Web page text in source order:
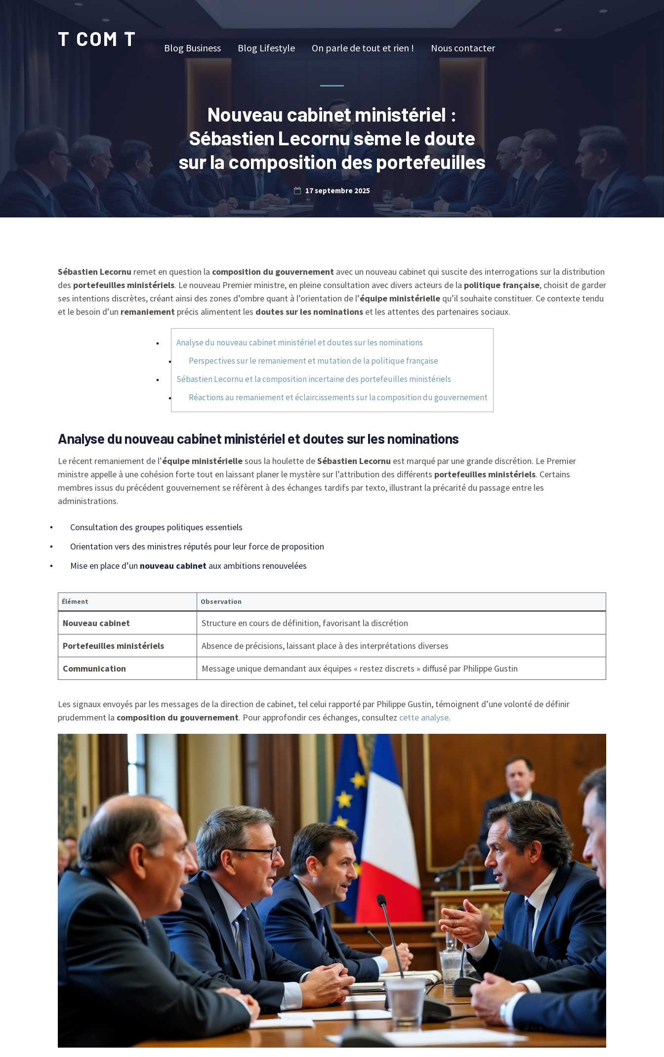
T COM T Blog Business Blog Lifestyle On parle de tout et rien ! Nous contacter
Nouveau cabinet ministériel :
Sébastien Lecornu sème le doute
sur la composition des portefeuilles
17 septembre 2025
Sébastien Lecornu remet en question la composition du gouvernement avec un nouveau cabinet qui suscite des interrogations sur la distribution
des portefeuilles ministériels. Le nouveau Premier ministre, en pleine consultation avec divers acteurs de la politique française, choisit de garder
ses intentions discrètes, créant ainsi des zones d’ombre quant à l’orientation de l’équipe ministérielle qu’il souhaite constituer. Ce contexte tendu
et le besoin d’un remaniement précis alimentent les doutes sur les nominations et les attentes des partenaires sociaux.
Analyse du nouveau cabinet ministériel et doutes sur les nominations
Perspectives sur le remaniement et mutation de la politique française
Sébastien Lecornu et la composition incertaine des portefeuilles ministériels
Réactions au remaniement et éclaircissements sur la composition du gouvernement
Analyse du nouveau cabinet ministériel et doutes sur les nominations
Le récent remaniement de l’équipe ministériellesous la houlette deSébastien Lecornu est marqué par une grande discrétion. Le Premier
ministre appelle à une cohésion forte tout en laissant planer le mystère sur l’attribution des différents portefeuilles ministériels. Certains
membres issus du précédent gouvernement se réfèrent à des échanges tardifs par texto, illustrant la précarité du passage entre les
administrations.
Consultation des groupes politiques essentiels
Orientation vers des ministres réputés pour leur force de proposition
Mise en place d’un nouveau cabinet aux ambitions renouvelées
Élément Observation
Nouveau cabinet
Structure en cours de définition, favorisant la discrétion
Portefeuilles ministériels
Absence de précisions, laissant place à des interprétations diverses
Communication
Message unique demandant aux équipes « restez discrets » diffusé par Philippe Gustin
Les signaux envoyés par les messages de la direction de cabinet, tel celui rapporté par Philippe Gustin, témoignent d’une volonté de définir
prudemment la composition du gouvernement. Pour approfondir ces échanges, consultez cette analyse.